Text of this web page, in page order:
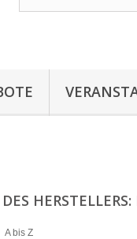
A bis Z